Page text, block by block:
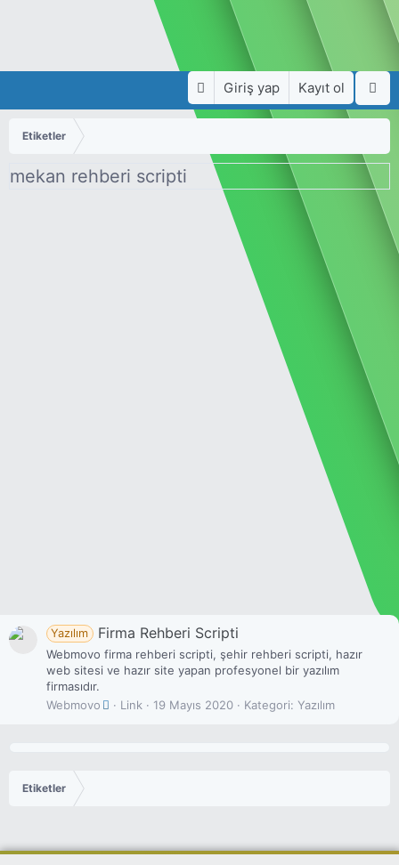
Giriş yap Kayıt ol
Etiketler
mekan rehberi scripti
Yazılım Firma Rehberi Scripti
Webmovo firma rehberi scripti, şehir rehberi scripti, hazır
web sitesi ve hazır site yapan profesyonel bir yazılım
firmasıdır.
Webmovo
Link 19 Mayıs 2020 Kategori: Yazılım
Etiketler